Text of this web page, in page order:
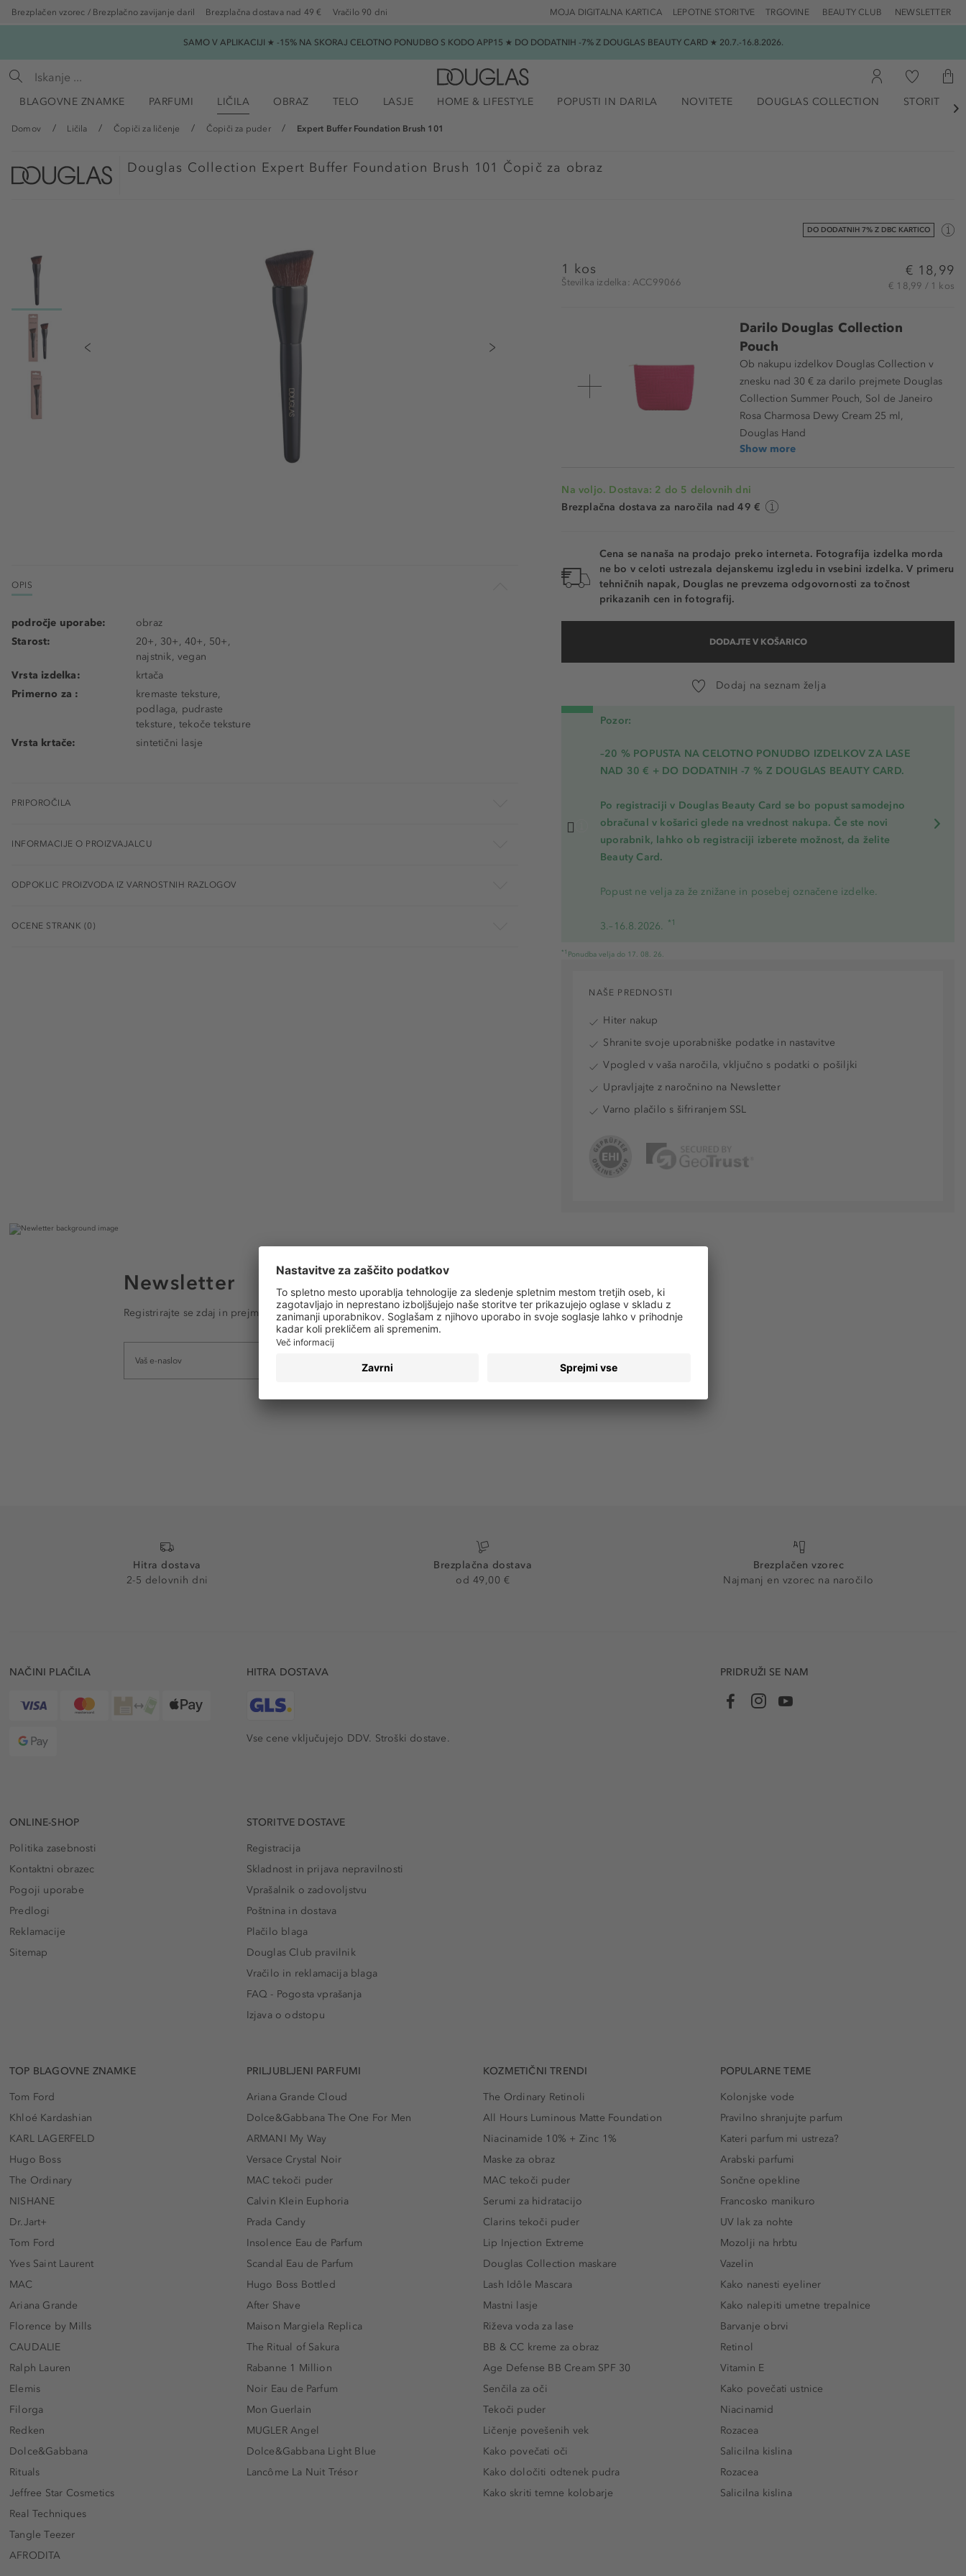
Brezplačen vzorec / Brezplačno zavijanje daril Brezplačna dostava nad 49 € Vračilo 90 dni TRGOVINE BEAUTY CLUB NEWSLETTER
LEPOTNE STORITVE
MOJA DIGITALNA KARTICA
SAMO V APLIKACIJI ★ -15% NA SKORAJ CELOTNO PONUDBO S KODO APP15 ★ DO DODATNIH -7% Z DOUGLAS BEAUTY CARD ★ 20.7.-16.8.2026.
BLAGOVNE ZNAMKE PARFUMI LIČILA OBRAZ TELO LASJE HOME & LIFESTYLE POPUSTI IN DARILA NOVITETE DOUGLAS COLLECTION STORITVE

Domov Ličila Čopiči za ličenje Čopiči za puder Expert Buffer Foundation Brush 101
Douglas Collection Expert Buffer Foundation Brush 101 Čopič za obraz
DO DODATNIH 7% Z DBC KARTICO
1 kos
Številka izdelka: ACC99066
€ 18,99
€ 18,99 / 1 kos
Darilo Douglas Collection
Pouch
Ob nakupu izdelkov Douglas Collection v
znesku nad 30 € za darilo prejmete Douglas
Collection Summer Pouch, Sol de Janeiro
Rosa Charmosa Dewy Cream 25 ml,
Douglas Hand
Show more
Na voljo. Dostava: 2 do 5 delovnih dni
Brezplačna dostava za naročila nad 49 €
Cena se nanaša na prodajo preko interneta. Fotografija izdelka morda
ne bo v celoti ustrezala dejanskemu izgledu in vsebini izdelka. V primeru
tehničnih napak, Douglas ne prevzema odgovornosti za točnost
prikazanih cen in fotografij.
DODAJTE V KOŠARICO
Dodaj na seznam želja
Pozor:
–20 % POPUSTA NA CELOTNO PONUDBO IZDELKOV ZA LASE
NAD 30 € + DO DODATNIH -7 % Z DOUGLAS BEAUTY CARD.
Po registraciji v Douglas Beauty Card se bo popust samodejno
obračunal v košarici glede na vrednost nakupa. Če ste novi
uporabnik, lahko ob registraciji izberete možnost, da želite
Beauty Card.
Popust ne velja za že znižane in posebej označene izdelke.
3.–16.8.2026. *1
*1 Ponudba velja do 17. 08. 26.
OPIS
področje uporabe:
obraz
Starost:
20+, 30+, 40+, 50+,
najstnik, vegan
Vrsta izdelka:
krtača
Primerno za :
kremaste teksture,
podlaga, pudraste
teksture, tekoče teksture
Vrsta krtače:
sintetični lasje
PRIPOROČILA
INFORMACIJE O PROIZVAJALCU
ODPOKLIC PROIZVODA IZ VARNOSTNIH RAZLOGOV
OCENE STRANK (0)
NAŠE PREDNOSTI
Hiter nakup
Shranite svoje uporabniške podatke in nastavitve
Vpogled v vaša naročila, vključno s podatki o pošiljki
Upravljajte z naročnino na Newsletter
Varno plačilo s šifriranjem SSL
Newsletter
Registrirajte se zdaj in prejmite e-poštna obvestila o vseh trendih in ponudbah!
Hitra dostava
2-5 delovnih dni
Brezplačna dostava
od 49,00 €
Brezplačen vzorec
Najmanj en vzorec na naročilo
NAČINI PLAČILA HITRA DOSTAVA
Vse cene vključujejo DDV. Stroški dostave.
PRIDRUŽI SE NAM
ONLINE-SHOP
Politika zasebnosti
Kontaktni obrazec
Pogoji uporabe
Predlogi
Reklamacije
Sitemap
STORITVE DOSTAVE
Registracija
Skladnost in prijava nepravilnosti
Vprašalnik o zadovoljstvu
Poštnina in dostava
Plačilo blaga
Douglas Club pravilnik
Vračilo in reklamacija blaga
FAQ - Pogosta vprašanja
Izjava o odstopu
TOP BLAGOVNE ZNAMKE
Tom Ford
Khloé Kardashian
KARL LAGERFELD
Hugo Boss
The Ordinary
NISHANE
Dr.Jart+
Tom Ford
Yves Saint Laurent
MAC
Ariana Grande
Florence by Mills
CAUDALIE
Ralph Lauren
Elemis
Filorga
Redken
Dolce&Gabbana
Rituals
Jeffree Star Cosmetics
Real Techniques
Tangle Teezer
AFRODITA
PRILJUBLJENI PARFUMI
Ariana Grande Cloud
Dolce&Gabbana The One For Men
ARMANI My Way
Versace Crystal Noir
MAC tekoči puder
Calvin Klein Euphoria
Prada Candy
Insolence Eau de Parfum
Scandal Eau de Parfum
Hugo Boss Bottled
After Shave
Maison Margiela Replica
The Ritual of Sakura
Rabanne 1 Million
Noir Eau de Parfum
Mon Guerlain
MUGLER Angel
Dolce&Gabbana Light Blue
Lancôme La Nuit Trésor
KOZMETIČNI TRENDI
The Ordinary Retinoli
All Hours Luminous Matte Foundation
Niacinamide 10% + Zinc 1%
Maske za obraz
MAC tekoči puder
Serumi za hidratacijo
Clarins tekoči puder
Lip Injection Extreme
Douglas Collection maskare
Lash Idôle Mascara
Mastni lasje
Riževa voda za lase
BB & CC kreme za obraz
Age Defense BB Cream SPF 30
Senčila za oči
Tekoči puder
Ličenje povešenih vek
Kako povečati oči
Kako določiti odtenek pudra
Kako skriti temne kolobarje
POPULARNE TEME
Kolonjske vode
Pravilno shranjujte parfum
Kateri parfum mi ustreza?
Arabski parfumi
Sončne opekline
Francosko manikuro
UV lak za nohte
Mozolji na hrbtu
Vazelin
Kako nanesti eyeliner
Kako nalepiti umetne trepalnice
Barvanje obrvi
Retinol
Vitamin E
Kako povečati ustnice
Niacinamid
Rozacea
Salicilna kislina
Rozacea
Salicilna kislina